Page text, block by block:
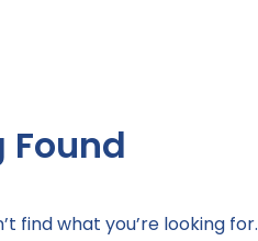
Found
find what you’re looking for.